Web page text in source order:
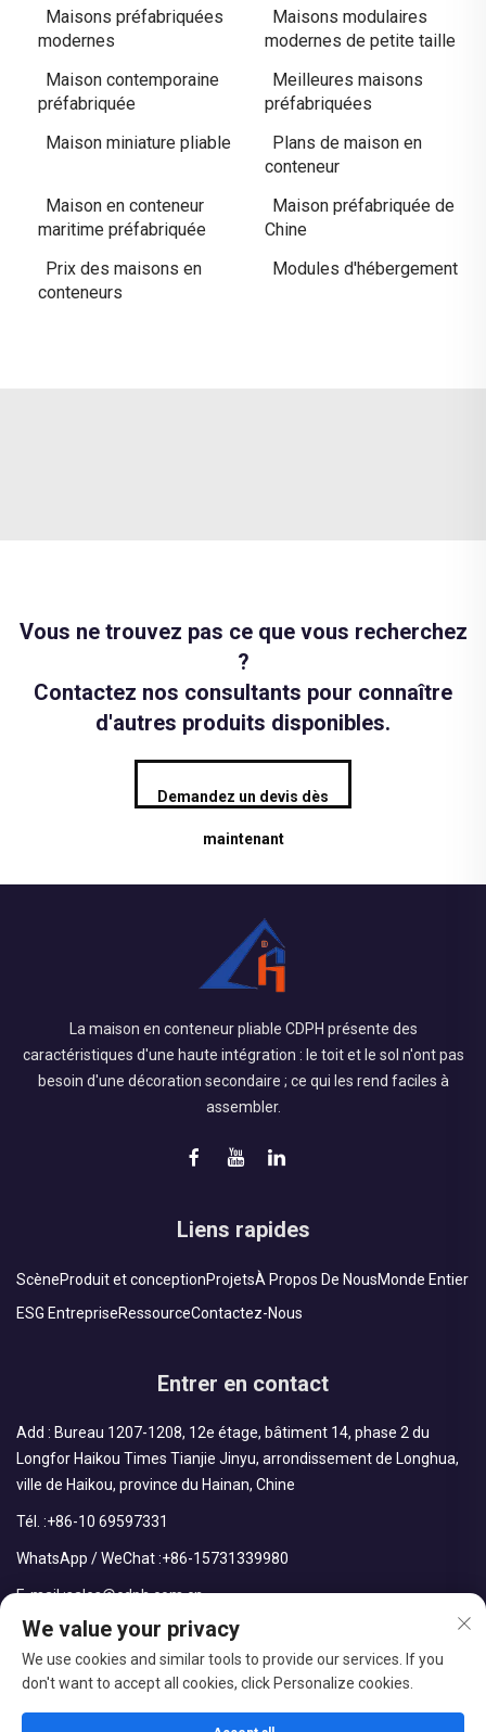
Maisons préfabriquées
modernes
Maisons modulaires
modernes de petite taille
Maison contemporaine
préfabriquée
Meilleures maisons
préfabriquées
Maison miniature pliable
Plans de maison en
conteneur
Maison en conteneur
maritime préfabriquée
Maison préfabriquée de
Chine
Prix des maisons en
conteneurs
Modules d'hébergement
Vous ne trouvez pas ce que vous recherchez
?
Contactez nos consultants pour connaître
d'autres produits disponibles.
Demandez un devis dès
maintenant
La maison en conteneur pliable CDPH présente des
caractéristiques d'une haute intégration : le toit et le sol n'ont pas
besoin d'une décoration secondaire ; ce qui les rend faciles à
assembler.
Liens rapides
ScèneProduit et conceptionProjetsÀ Propos De NousMonde Entier
ESG EntrepriseRessourceContactez-Nous
Entrer en contact
Add : Bureau 1207-1208, 12e étage, bâtiment 14, phase 2 du
Longfor Haikou Times Tianjie Jinyu, arrondissement de Longhua,
ville de Haikou, province du Hainan, Chine
Tél. :+86-10 69597331
WhatsApp / WeChat :+86-15731339980
E-mail :sales@cdph.com.cn
We value your privacy
We use cookies and similar tools to provide our services. If you
don't want to accept all cookies, click Personalize cookies.